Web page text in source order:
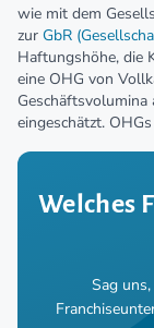
wie mit dem
zur GbR
Haftungshöhe, die
eine OHG von
eingeschätzt.
Welches
Sag